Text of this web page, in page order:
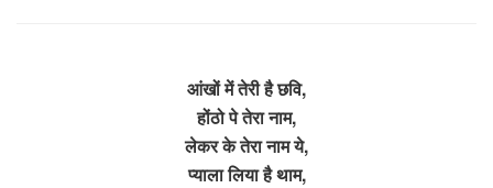
आंखों में तेरी है छवि,
होंठो पे तेरा नाम,
लेकर के तेरा नाम ये,
प्याला लिया है थाम,